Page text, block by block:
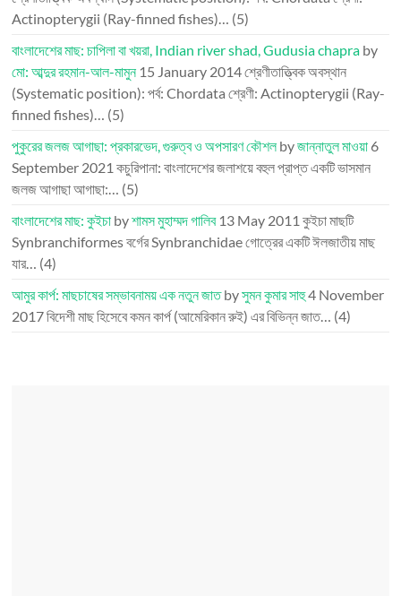
Actinopterygii (Ray-finned fishes)… (5)
বাংলাদেশের মাছ: চাপিলা বা খয়রা, Indian river shad, Gudusia chapra by
মো: আব্দুর রহমান-আল-মামুন 15 January 2014শ্রেণীতাত্ত্বিক অবস্থান
(Systematic position): পর্ব: Chordata শ্রেণী: Actinopterygii (Ray-
finned fishes)… (5)
পুকুরের জলজ আগাছা: প্রকারভেদ, গুরুত্ব ও অপসারণ কৌশলbyজান্নাতুল মাওয়া 6
September 2021 কচুরিপানা: বাংলাদেশের জলাশয়ে বহুল প্রাপ্ত একটি ভাসমান
জলজ আগাছা আগাছা:… (5)
বাংলাদেশের মাছ: কুইচা byশামস মুহাম্মদ গালিব 13 May 2011 কুইচা মাছটি
Synbranchiformes বর্গের Synbranchidae গোত্রের একটি ঈলজাতীয় মাছ
যার… (4)
আমুর কার্প: মাছচাষের সম্ভাবনাময় এক নতুন জাতbyসুমন কুমার সাহু4 November
2017বিদেশী মাছ হিসেবে কমন কার্প (আমেরিকান রুই) এর বিভিন্ন জাত… (4)